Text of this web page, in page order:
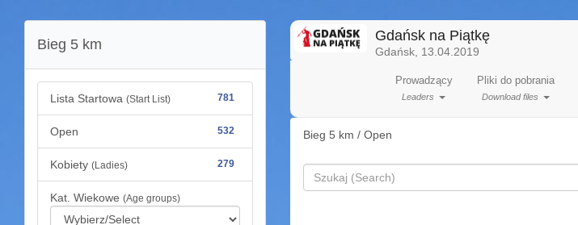
Bieg 5 km
Lista Startowa (Start List) 781
Open 532
Kobiety (Ladies) 279
Kat. Wiekowe (Age groups)
Gdańsk na Piątkę
Gdańsk, 13.04.2019
Prowadzący
Leaders
Pliki do pobrania
Download files
Bieg 5 km / Open